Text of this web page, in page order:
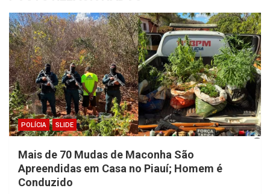
POLÍCIA SLIDE
Mais de 70 Mudas de Maconha São
Apreendidas em Casa no Piauí; Homem é
Conduzido